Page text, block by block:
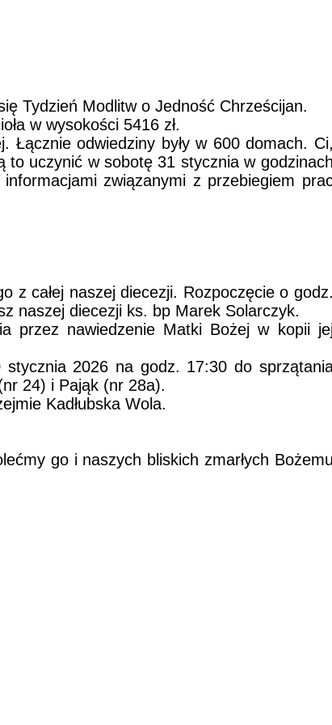
Tydzień Modlitw o Jedność Chrześcijan.
w wysokości 5416 zł.
Łącznie odwiedziny były w 600 domach.
to uczynić w sobotę 31 stycznia w
związanymi z przebiegiem
z całej naszej diecezji. Rozpoczęcie o
naszej diecezji ks. bp Marek Solarczyk.
przez nawiedzenie Matki Bożej w kopii
stycznia 2026 na godz. 17:30 do
24) i Pająk (nr 28a).
Kadłubska Wola.
go i naszych bliskich zmarłych